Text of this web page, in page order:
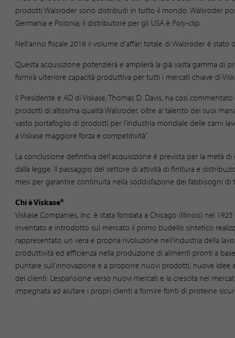
prodotti Walsroder sono distribuiti in tutto il mondo. Walsroder
Germania e Polonia; il distributore per gli USA è Poly-clip.
Nell’anno fiscale 2016 il volume d’affari totale di Walsroder è stato
Questa acquisizione potenzierà e amplierà la già vasta gamma di
fornirà ulteriore capacità produttiva per tutti i mercati chiave di
Il Presidente e AD di Viskase, Thomas D. Davis, ha così
prodotti di altissima qualità Walsroder, oltre al talento dei suoi
vasto portafoglio di prodotti per l’industria mondiale delle carni
a Viskase maggiore forza e competitività”.
La conclusione definitiva dell’acquisizione è prevista per la metà
dalla legge. Il passaggio del settore di attività di finitura e
mesi per garantire continuità nella soddisfazione dei fabbisogni di
Chi è Viskase®
Viskase Companies, Inc. è stata fondata a Chicago (Illinois) nel
inventato e introdotto sul mercato il primo budello sintetico
rappresentato un vera e propria rivoluzione nell’industria della
produttività ed efficienza nella produzione di alimenti pronti a
puntare sull’innovazione e a proporre nuovi prodotti, nuove
dei clienti. L’espansione verso nuovi mercati e la crescita nei
impegnata ad aiutare i propri clienti a fornire fonti di proteine